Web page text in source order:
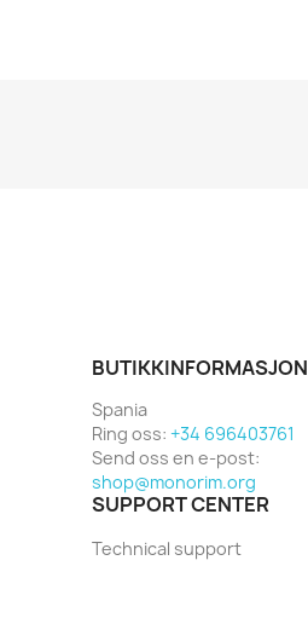
BUTIKKINFORMASJON
Spania
Ring oss: +34 696403761
Send oss en e-post:
shop@monorim.org
SUPPORT CENTER
Technical support